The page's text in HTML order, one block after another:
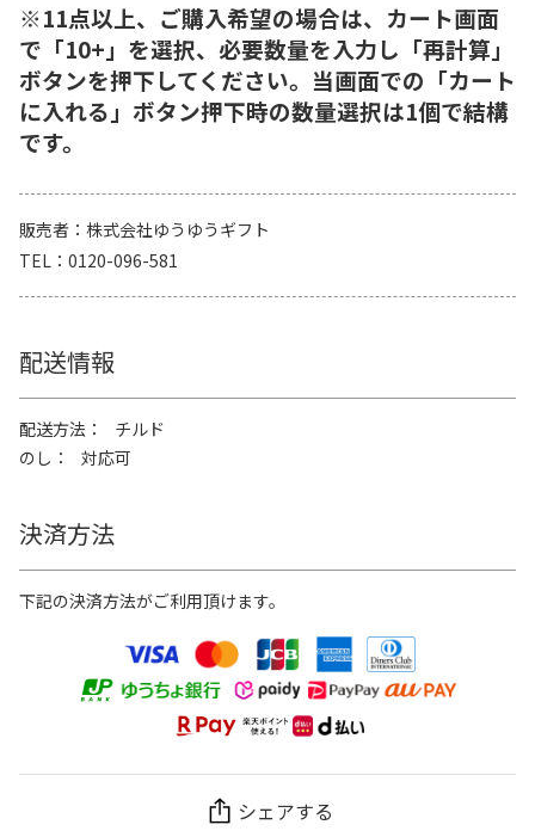
※11点以上、ご購入希望の場合は、カート画面
で「10+」を選択、必要数量を入力し「再計算」
ボタンを押下してください。当画面での「カート
に入れる」ボタン押下時の数量選択は1個で結構
です。
販売者
株式会社ゆうゆうギフト
TEL
0120-096-581
配送情報
配送方法
チルド
のし
対応可
決済方法
下記の決済方法がご利用頂けます。
シェアする